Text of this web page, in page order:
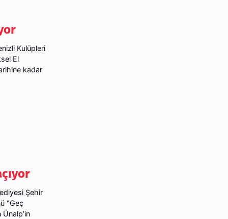
Kulüpleri
El
kadar
Şehir
"Geç